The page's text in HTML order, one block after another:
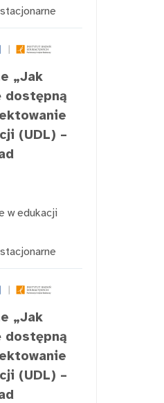
„Jak
dostępną
(UDL) –
w edukacji
„Jak
dostępną
(UDL) –